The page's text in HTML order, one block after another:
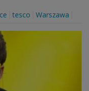
tesco Warszawa